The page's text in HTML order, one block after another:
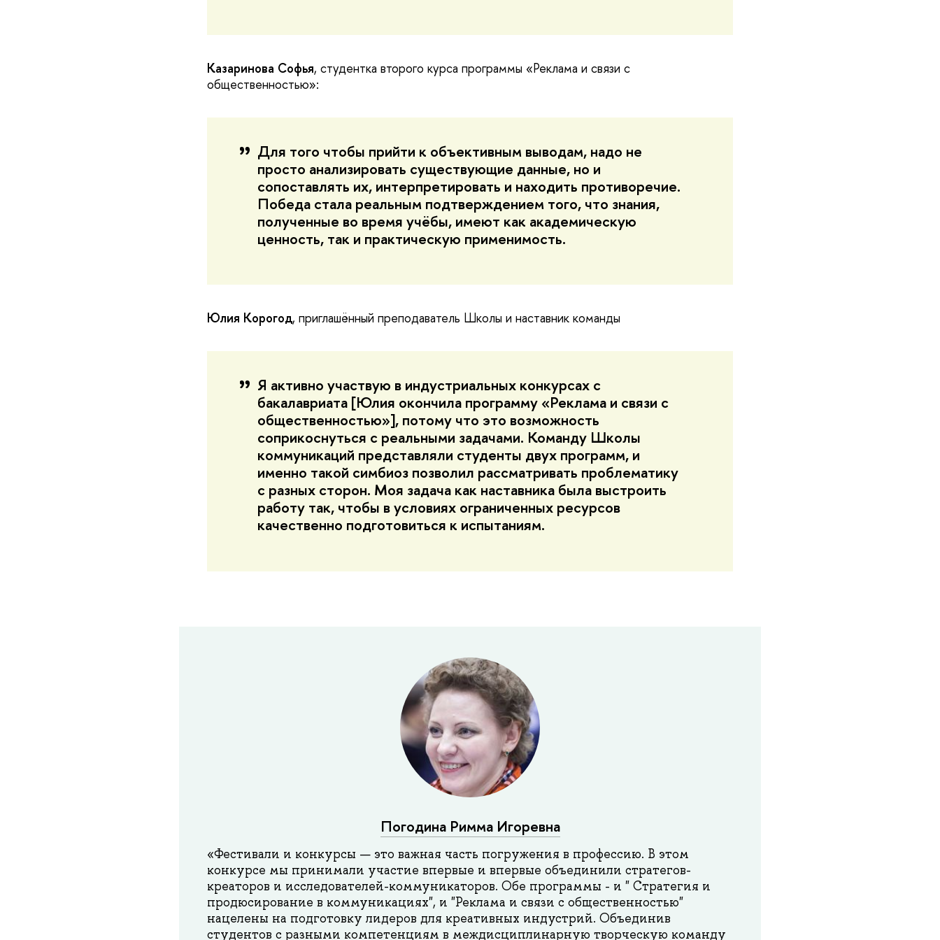
Казаринова Софья, студентка второго курса программы «Реклама и связи с
общественностью»:
Для того чтобы прийти к объективным выводам, надо не
просто анализировать существующие данные, но и
сопоставлять их, интерпретировать и находить противоречие.
Победа стала реальным подтверждением того, что знания,
полученные во время учёбы, имеют как академическую
ценность, так и практическую применимость.
Юлия Корогод, приглашённый преподаватель Школы и наставник команды
Я активно участвую в индустриальных конкурсах с
бакалавриата [Юлия окончила программу «Реклама и связи с
общественностью»], потому что это возможность
соприкоснуться с реальными задачами. Команду Школы
коммуникаций представляли студенты двух программ, и
именно такой симбиоз позволил рассматривать проблематику
с разных сторон. Моя задача как наставника была выстроить
работу так, чтобы в условиях ограниченных ресурсов
качественно подготовиться к испытаниям.
Погодина Римма Игоревна
«Фестивали и конкурсы — это важная часть погружения в профессию. В этом
конкурсе мы принимали участие впервые и впервые объединили стратегов-
креаторов и исследователей-коммуникаторов. Обе программы - и " Стратегия и
продюсирование в коммуникациях", и "Реклама и связи с общественностью"
нацелены на подготовку лидеров для креативных индустрий. Объединив
студентов с разными компетенциям в междисциплинарную творческую команду